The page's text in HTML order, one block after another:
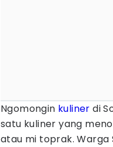
Ngomongin kuliner di
satu kuliner yang
atau mi toprak. Warga